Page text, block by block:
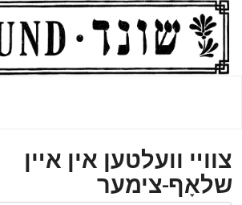
צווײ וועלטען אין אײן
שלאָף-צימער